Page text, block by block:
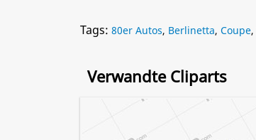
Tags: 80er Autos, Berlinetta, Coupe,
Verwandte Cliparts